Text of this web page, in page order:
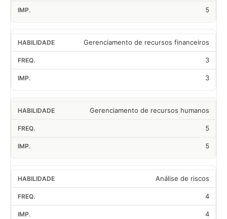
5
Gerenciamento de recursos financeiros
3
3
Gerenciamento de recursos humanos
5
5
Análise de riscos
4
4